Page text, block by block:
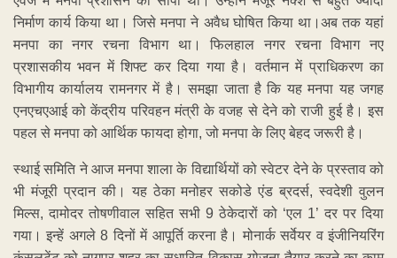
निर्माण कार्य किया था। जिसे मनपा ने अवैध घोषित किया था।अब तक यहां
मनपा का नगर रचना विभाग था। फिलहाल नगर रचना विभाग नए
प्रशासकीय भवन में शिफ्ट कर दिया गया है। वर्तमान में प्राधिकरण का
विभागीय कार्यालय रामनगर में है। समझा जाता है कि यह मनपा यह जगह
एनएचएआई को केंद्रीय परिवहन मंत्री के वजह से देने को राजी हुई है। इस
पहल से मनपा को आर्थिक फायदा होगा, जो मनपा के लिए बेहद जरूरी है।
स्थाई समिति ने आज मनपा शाला के विद्यार्थियों को स्वेटर देने के प्रस्ताव को
भी मंजूरी प्रदान की। यह ठेका मनोहर सकोडे एंड ब्रदर्स, स्वदेशी वुलन
मिल्स, दामोदर तोषणीवाल सहित सभी 9 ठेकेदारों को ‘एल 1’ दर पर दिया
गया। इन्हें अगले 8 दिनों में आपूर्ति करना है। मोनार्क सर्वेयर व इंजीनियरिंग